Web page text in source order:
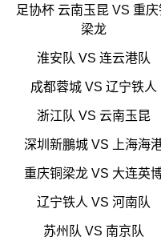
足协杯 云南玉昆 VS 重庆
梁龙
淮安队 VS 连云港队
成都蓉城 VS 辽宁铁人
浙江队 VS 云南玉昆
深圳新鵬城 VS 上海海
重庆铜梁龙 VS 大连英
辽宁铁人 VS 河南队
苏州队 VS 南京队